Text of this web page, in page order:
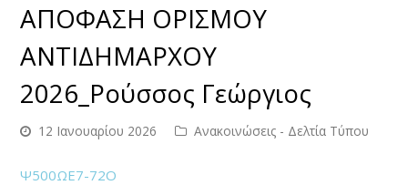
ΑΠΟΦΑΣΗ ΟΡΙΣΜΟΥ
ΑΝΤΙΔΗΜΑΡΧΟΥ
2026_Ρούσσος Γεώργιος
12 Ιανουαρίου 2026 Ανακοινώσεις - Δελτία Τύπου
Ψ500ΩΕ7-72Ο